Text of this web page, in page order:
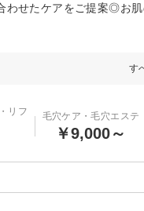
せたケアをご提案◎お肌
す
リフ
毛穴ケア・毛穴エステ
￥9,000～